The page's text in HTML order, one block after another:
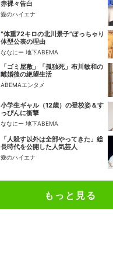
赤裸々告白
愛のハイエナ
“体重72キロの北川景子”ぽっちゃり
体型公表の理由
ななにー 地下ABEMA
「ゴミ屋敷」「孤独死」布川敏和の
離婚後の絶望生活
ABEMAエンタメ
小学生ギャル（12歳）の登校姿＆す
っぴんに衝撃
ななにー 地下ABEMA
「人殺す以外は全部やってきた」総
長時代を公開した人気芸人
愛のハイエナ
もっと見る